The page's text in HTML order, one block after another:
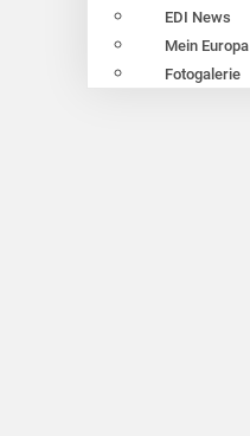
EDI News
Mein Europa
Fotogalerie